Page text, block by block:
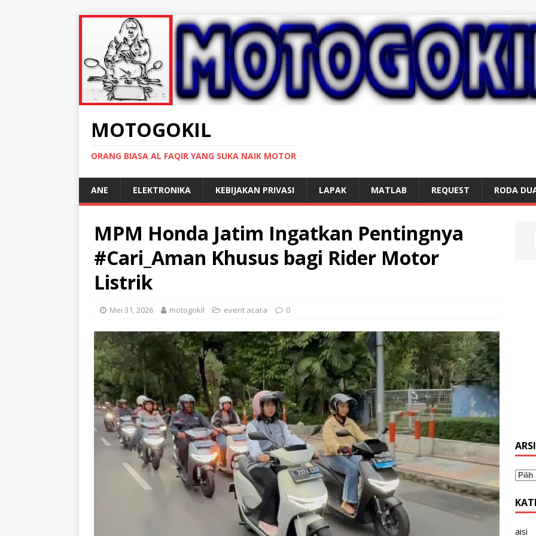
MOTOGOKIL
ORANG BIASA AL FAQIR YANG SUKA NAIK MOTOR
ANE ELEKTRONIKA KEBIJAKAN PRIVASI LAPAK MATLAB REQUEST RODA
MPM Honda Jatim Ingatkan Pentingnya
#Cari_Aman Khusus bagi Rider Motor
Listrik
Mei 31, 2026 motogokil event acara 0
aisi